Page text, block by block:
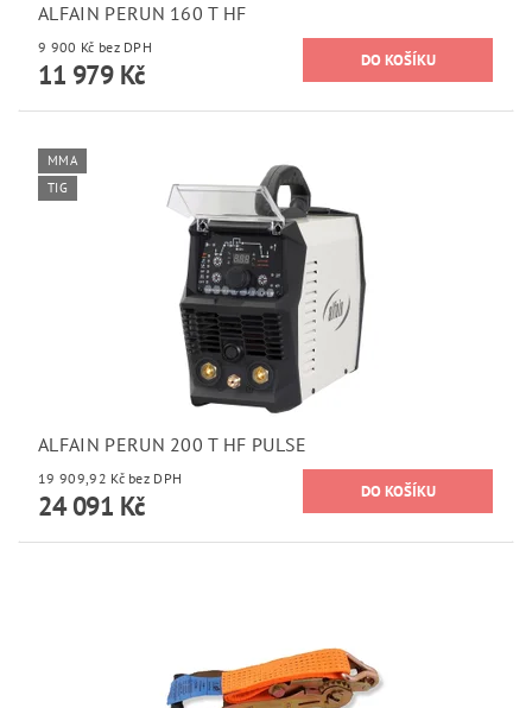
ALFAIN PERUN 160 T HF
9 900 Kč bez DPH
11 979 Kč
MMA
TIG
ALFAIN PERUN 200 T HF PULSE
19 909,92 Kč bez DPH
24 091 Kč